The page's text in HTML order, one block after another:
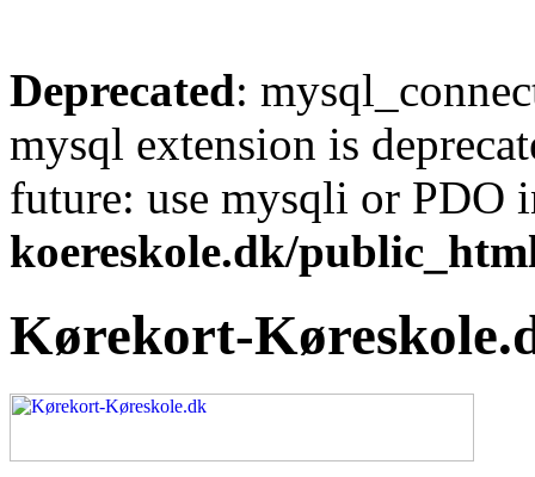
Deprecated:
mysql extension is
future: use mysqli or PDO
koereskole.dk/
Kørekort-